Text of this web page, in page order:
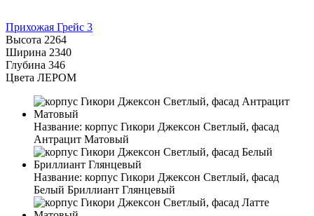
Прихожая Грейс 3
Высота 2264
Ширина 2340
Глубина 346
Цвета ЛЕРОМ
Название: корпус Гикори Джексон Светлый, фасад
Антрацит Матовый
Название: корпус Гикори Джексон Светлый, фасад
Белый Бриллиант Глянцевый